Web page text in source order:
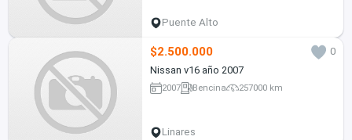
Puente Alto
$2.500.000
0
Nissan v16 año 2007
2007 Bencina 257000 km
Linares